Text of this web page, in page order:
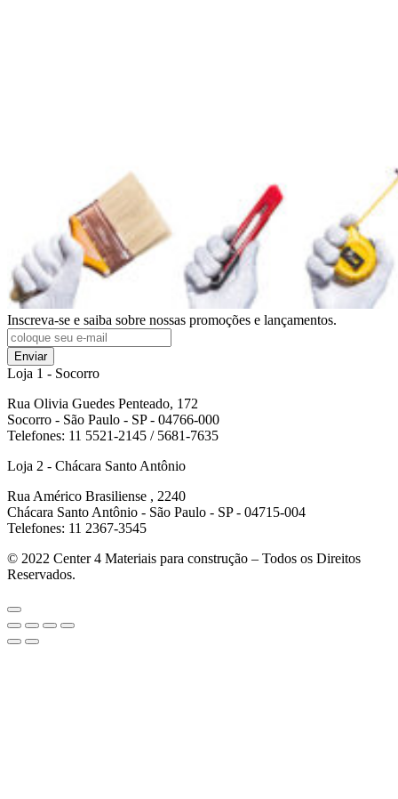
Inscreva-se e saiba sobre nossas promoções e lançamentos.
Enviar
Loja 1 - Socorro
Rua Olivia Guedes Penteado, 172
Socorro - São Paulo - SP - 04766-000
Telefones: 11 5521-2145 / 5681-7635
Loja 2 - Chácara Santo Antônio
Rua Américo Brasiliense , 2240
Chácara Santo Antônio - São Paulo - SP - 04715-004
Telefones: 11 2367-3545
© 2022 Center 4 Materiais para construção – Todos os Direitos
Reservados.